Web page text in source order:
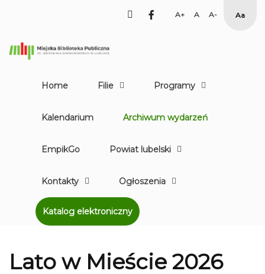
facebook
Set Set
Smaller
High
Home Filie Programy
Kalendarium Archiwum wydarzeń
EmpikGo Powiat lubelski
Kontakty Ogłoszenia
Katalog elektroniczny
Lato w Mieście 2026